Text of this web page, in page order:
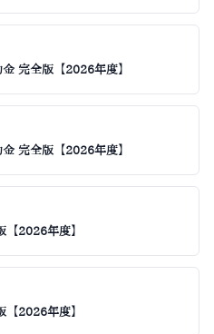
完全版【2026年度】
完全版【2026年度】
【2026年度】
【2026年度】